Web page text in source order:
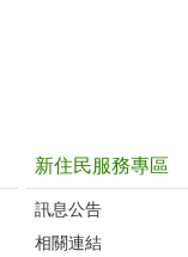
新住民服務專區
訊息公告
相關連結